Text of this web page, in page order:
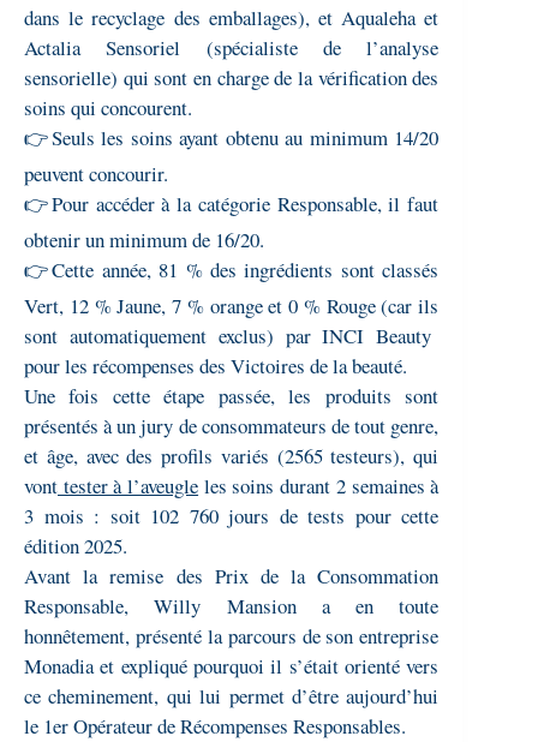
dans le recyclage des emballages), et Aqualeha et
Actalia Sensoriel (spécialiste de l’analyse
sensorielle) qui sont en charge de la vérification des
soins qui concourent.
👉Seuls les soins ayant obtenu au minimum 14/20
peuvent concourir.
👉Pour accéder à la catégorie Responsable, il faut
obtenir un minimum de 16/20.
👉Cette année, 81 % des ingrédients sont classés
Vert, 12 % Jaune, 7 % orange et 0 % Rouge (car ils
sont automatiquement exclus) par INCI Beauty
pour les récompenses des Victoires de la beauté.
Une fois cette étape passée, les produits sont
présentés à un jury de consommateurs de tout genre,
et âge, avec des profils variés (2565 testeurs), qui
vont tester à l’aveugle les soins durant 2 semaines à
3 mois : soit 102 760 jours de tests pour cette
édition 2025.
Avant la remise des Prix de la Consommation
Responsable, Willy Mansion a en toute
honnêtement, présenté la parcours de son entreprise
Monadia et expliqué pourquoi il s’était orienté vers
ce cheminement, qui lui permet d’être aujourd’hui
le 1er Opérateur de Récompenses Responsables.